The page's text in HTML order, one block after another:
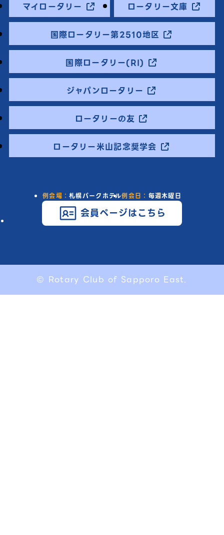
マイロータリー ロータリー文庫
国際ロータリー第2510地区
国際ロータリー(RI)
ジャパンロータリー
ロータリーの友
ロータリー米山記念奨学会
例会場：札幌パークホテル例会日： 毎週木曜日
会員ページはこちら
© Rotary Club of Sapporo East.